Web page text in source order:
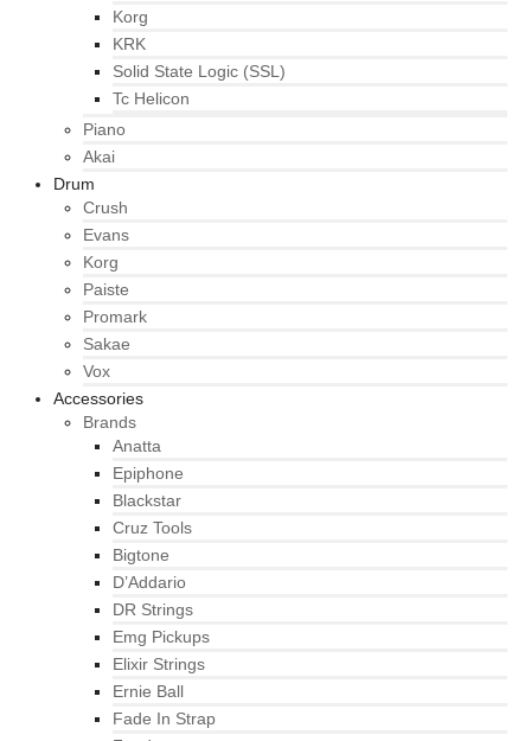
Korg
KRK
Solid State Logic (SSL)
Tc Helicon
Piano
Akai
Drum
Crush
Evans
Korg
Paiste
Promark
Sakae
Vox
Accessories
Brands
Anatta
Epiphone
Blackstar
Cruz Tools
Bigtone
D’Addario
DR Strings
Emg Pickups
Elixir Strings
Ernie Ball
Fade In Strap